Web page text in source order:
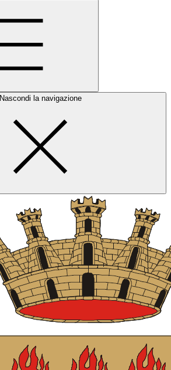
Nascondi la navigazione